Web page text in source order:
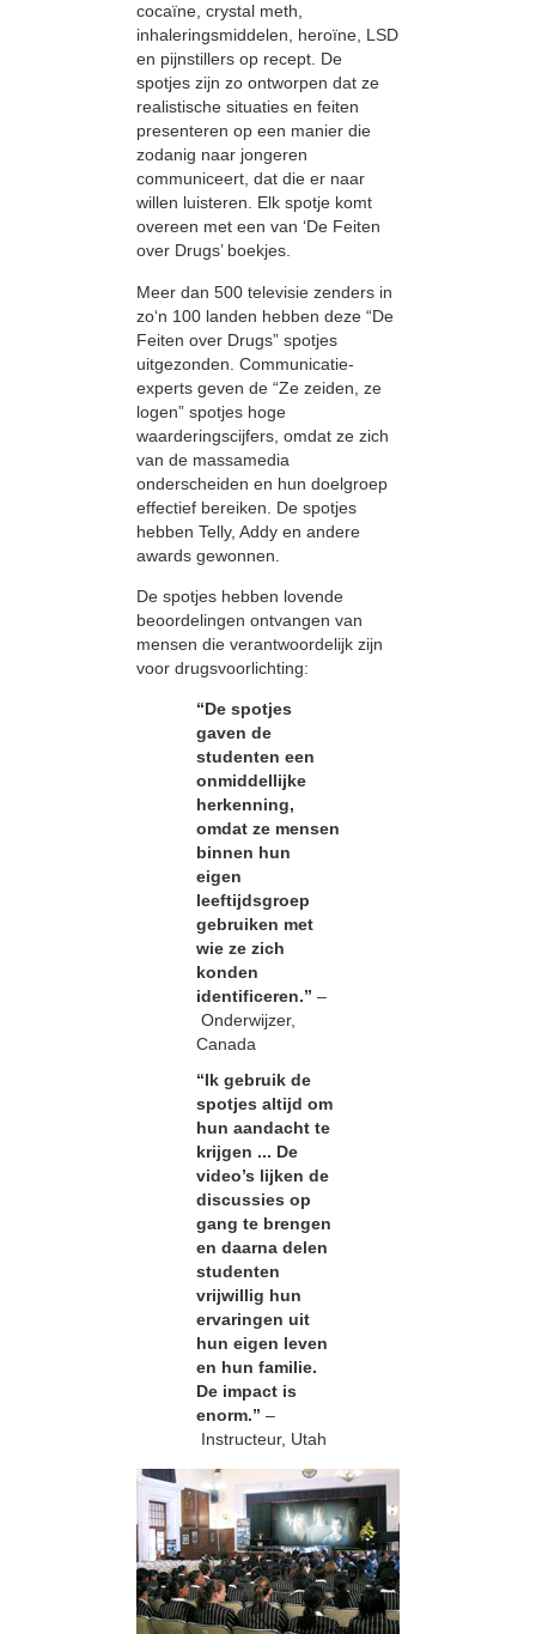
cocaïne, crystal meth,
inhaleringsmiddelen, heroïne, LSD
en pijnstillers op recept. De
spotjes zijn zo ontworpen dat ze
realistische situaties en feiten
presenteren op een manier die
zodanig naar jongeren
communiceert, dat die er naar
willen luisteren. Elk spotje komt
overeen met een van ‘De Feiten
over Drugs’ boekjes.
Meer dan 500 televisie zenders in
zo‘n 100 landen hebben deze “De
Feiten over Drugs” spotjes
uitgezonden. Communicatie-
experts geven de “Ze zeiden, ze
logen” spotjes hoge
waarderingscijfers, omdat ze zich
van de massamedia
onderscheiden en hun doelgroep
effectief bereiken. De spotjes
hebben Telly, Addy en andere
awards gewonnen.
De spotjes hebben lovende
beoordelingen ontvangen van
mensen die verantwoordelijk zijn
voor drugsvoorlichting:
“De spotjes
gaven de
studenten een
onmiddellijke
herkenning,
omdat ze mensen
binnen hun
eigen
leeftijdsgroep
gebruiken met
wie ze zich
konden
identificeren.” –
Onderwijzer,
Canada
“Ik gebruik de
spotjes altijd om
hun aandacht te
krijgen ... De
video’s lijken de
discussies op
gang te brengen
en daarna delen
studenten
vrijwillig hun
ervaringen uit
hun eigen leven
en hun familie.
De impact is
enorm.” –
Instructeur, Utah